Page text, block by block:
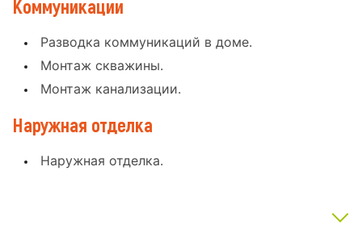
Коммуникации
Разводка коммуникаций в доме.
Монтаж скважины.
Монтаж канализации.
Наружная отделка
Наружная отделка.